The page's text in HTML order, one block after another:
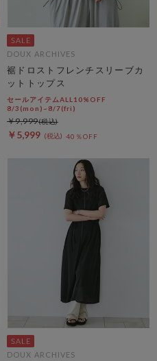
DOUX ARCHIVES
裾ドロストフレンチスリーブカ
ットトップス
セールアイテムALL10%OFF
8/3(mon)~8/7(fri)
￥5,999 40％OFF
￥9,999
DOUX ARCHIVES